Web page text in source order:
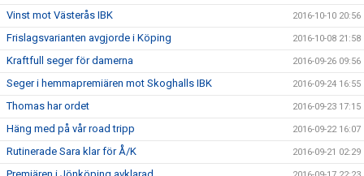
Vinst mot Västerås IBK 2016-10-10 20:56
Frislagsvarianten avgjorde i Köping 2016-10-08 21:58
Kraftfull seger för damerna 2016-09-26 09:56
Seger i hemmapremiären mot Skoghalls IBK 2016-09-24 16:55
Thomas har ordet 2016-09-23 17:15
Häng med på vår road tripp 2016-09-22 16:07
Rutinerade Sara klar för Å/K 2016-09-21 02:29